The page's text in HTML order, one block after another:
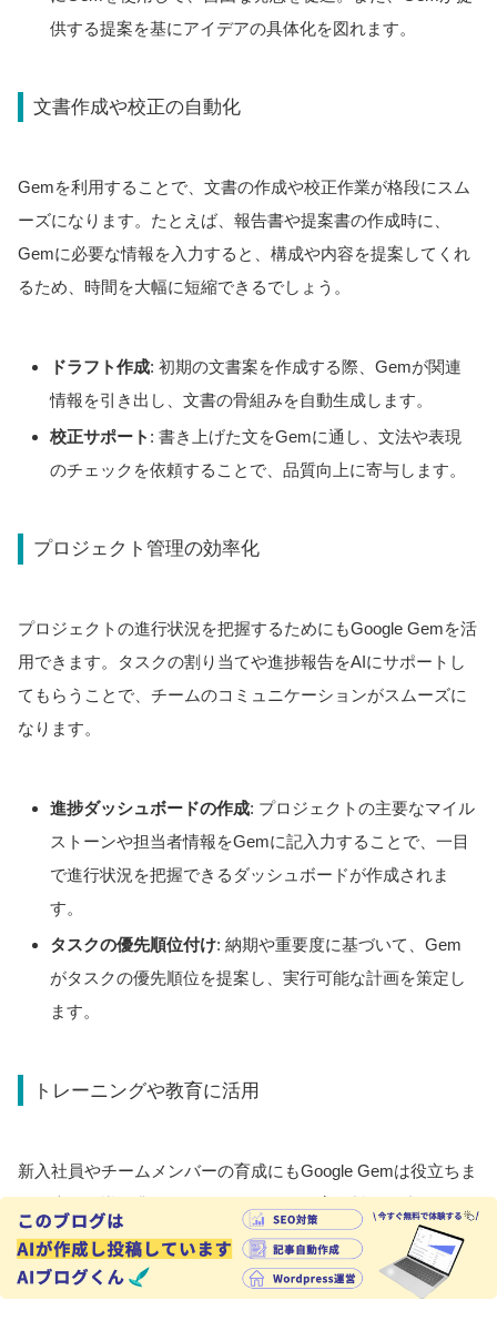
供する提案を基にアイデアの具体化を図れます。
文書作成や校正の自動化
Gemを利用することで、文書の作成や校正作業が格段にスム
ーズになります。たとえば、報告書や提案書の作成時に、
Gemに必要な情報を入力すると、構成や内容を提案してくれ
るため、時間を大幅に短縮できるでしょう。
ドラフト作成: 初期の文書案を作成する際、Gemが関連
情報を引き出し、文書の骨組みを自動生成します。
校正サポート : 書き上げた文をGemに通し、文法や表現
のチェックを依頼することで、品質向上に寄与します。
プロジェクト管理の効率化
プロジェクトの進行状況を把握するためにもGoogle Gemを活
用できます。タスクの割り当てや進捗報告をAIにサポートし
てもらうことで、チームのコミュニケーションがスムーズに
なります。
進捗ダッシュボードの作成: プロジェクトの主要なマイル
ストーンや担当者情報をGemに記入力することで、一目
で進行状況を把握できるダッシュボードが作成されま
す。
タスクの優先順位付け: 納期や重要度に基づいて、Gem
がタスクの優先順位を提案し、実行可能な計画を策定し
ます。
トレーニングや教育に活用
新入社員やチームメンバーの育成にもGoogle Gemは役立ちま
り、研修内容を参加者に合わせてカスタマイズしたりするこ
とが可能です。